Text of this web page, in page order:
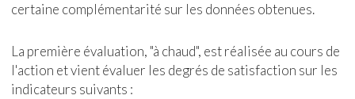
certaine complémentarité sur les données obtenues.
La première évaluation, "à chaud", est réalisée au cours de
l'action et vient évaluer les degrés de satisfaction sur les
indicateurs suivants :